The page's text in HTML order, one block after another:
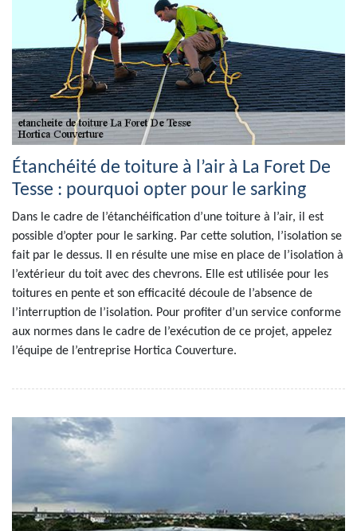
Étanchéité de toiture à l’air à La Foret De
Tesse : pourquoi opter pour le sarking
Dans le cadre de l’étanchéification d’une toiture à l’air, il est
possible d’opter pour le sarking. Par cette solution, l’isolation se
fait par le dessus. Il en résulte une mise en place de l’isolation à
l’extérieur du toit avec des chevrons. Elle est utilisée pour les
toitures en pente et son efficacité découle de l’absence de
l’interruption de l’isolation. Pour profiter d’un service conforme
aux normes dans le cadre de l’exécution de ce projet, appelez
l’équipe de l’entreprise Hortica Couverture.